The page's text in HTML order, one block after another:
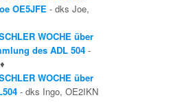
OE5JFE - dks Joe,
WOCHE über
des ADL 504 -
♦
WOCHE über
- dks Ingo, OE2IKN